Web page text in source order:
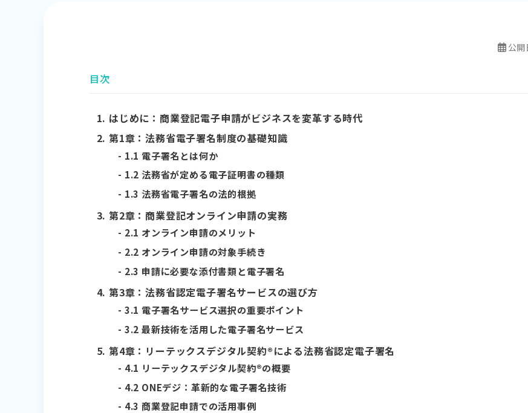
公開
目次
はじめに：商業登記電子申請がビジネスを変革する時代
第1章：法務省電子署名制度の基礎知識
1.1 電子署名とは何か
1.2 法務省が定める電子証明書の種類
1.3 法務省電子署名の法的根拠
第2章：商業登記オンライン申請の実務
2.1 オンライン申請のメリット
2.2 オンライン申請の対象手続き
2.3 申請に必要な添付書類と電子署名
第3章：法務省認定電子署名サービスの選び方
3.1 電子署名サービス選択の重要ポイント
3.2 最新技術を活用した電子署名サービス
第4章：リーテックスデジタル契約®による法務省認定電子署名
4.1 リーテックスデジタル契約®の概要
4.2 ONEデジ：革新的な電子署名技術
4.3 商業登記申請での活用事例